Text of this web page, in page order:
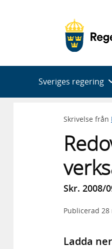
Sveriges regering
Skrivelse från
Skr. 2008/
Publicerad 28
Ladda